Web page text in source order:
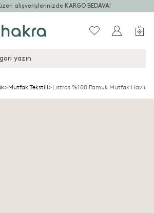
alışverişlerinizde KARGO BEDAVA!
yazın
>Mutfak Tekstili>Lıstras %100 Pamuk Mutfak